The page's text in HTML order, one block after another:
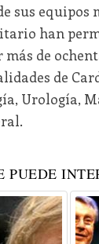
sus equipos
han
de
de
Urología,
PUEDE